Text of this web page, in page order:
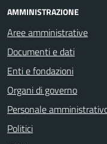
AMMINISTRAZIONE
Aree amministrative
Documenti e dati
Enti e fondazioni
Organi di governo
Personale
Politici